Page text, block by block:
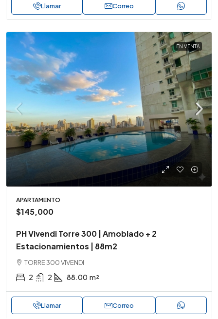
Llamar Correo
EN VENTA
APARTAMENTO
$145,000
PH Vivendi Torre 300 | Amoblado + 2
Estacionamientos | 88m2
TORRE 300 VIVENDI
2 2 88.00 m²
Llamar Correo